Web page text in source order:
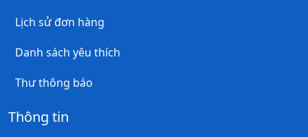
Lịch sử đơn hàng
Danh sách yêu thích
Thư thông báo
Thông tin